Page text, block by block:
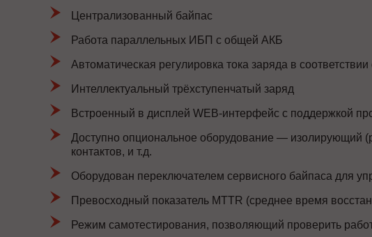
Централизованный байпас
Работа параллельных ИБП с общей АКБ
Автоматическая регулировка тока заряда в
Интеллектуальный трёхступенчатый заряд
Встроенный в дисплей WEB-интерфейс с поддержкой
Доступно опциональное оборудование — изолирующий
контактов, и т.д.
Оборудован переключателем сервисного байпаса для
Превосходный показатель MTTR (среднее время
Режим самотестирования, позволяющий проверить